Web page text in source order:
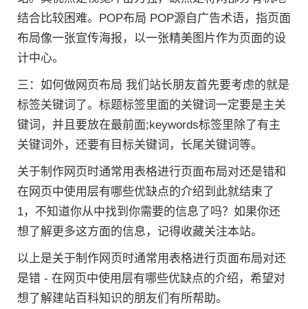
结合比较困难。POP布局 POP源自广告术语，指页面
布局像一张宣传海报，以一张精美图片作为页面的设
计中心。
三：如何做网页布局 我们站长朋友首先要考虑的就是
标签关键词了。标题标签里面的关键词一定要是主关
键词，并且要放在最前面;keywords标签里除了有主
关键词外，还要有目标关键词，长尾关键词等。
关于制作网页时通常用表格进行页面布局对还是错和
在网页中使用层有哪些优缺点的介绍到此就结束了
1，不知道你从中找到你需要的信息了吗？如果你还
想了解更多这方面的信息，记得收藏关注本站。
以上是关于制作网页时通常用表格进行页面布局对还
是错 - 在网页中使用层有哪些优缺点的介绍，希望对
想了解建站百科知识的朋友们有所帮助。